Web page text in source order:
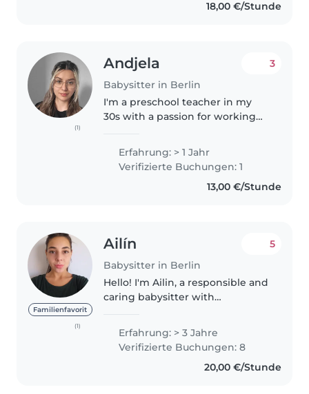
18,00 €/Stunde
(1)
Andjela
Babysitter in Berlin
3
I'm a preschool teacher in my
30s with a passion for working
caring for toddlers and
preschoolers, bringing a calm
and empathetic approach to
Erfahrung: > 1 Jahr
Verifizierte Buchungen: 1
13,00 €/Stunde
Familienfavorit
(1)
Ailín
Babysitter in Berlin
5
Hello! I'm Ailin, a responsible and
caring babysitter with
children aged 2 to 8. I enjoy
creating a safe, calm and fun
environment, supporting daily
Erfahrung: > 3 Jahre
Verifizierte Buchungen: 8
20,00 €/Stunde